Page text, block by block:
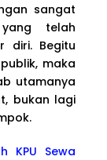
sangat
telah
diri. Begitu
maka
utamanya
bukan lagi
KPU Sewa